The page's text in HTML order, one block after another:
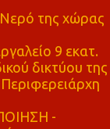
της χώρας
9 εκατ.
δικτύου της
-